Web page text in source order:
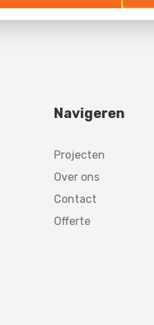
Navigeren
Projecten
Over ons
Contact
Offerte